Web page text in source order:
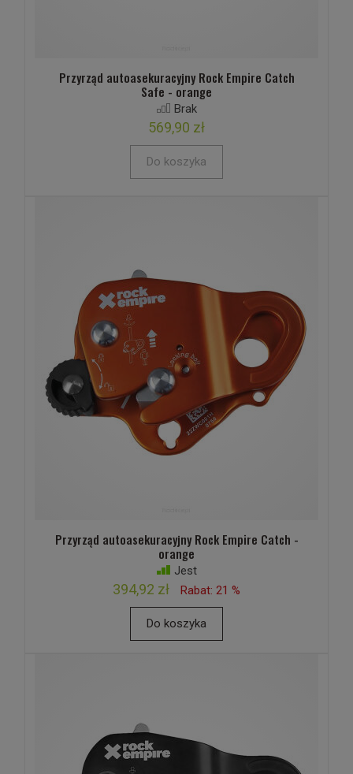
Przyrząd autoasekuracyjny Rock Empire Catch
Safe - orange
Brak
569,90 zł
Do koszyka
Przyrząd autoasekuracyjny Rock Empire Catch -
orange
Jest
394,92 zł Rabat: 21 %
Do koszyka